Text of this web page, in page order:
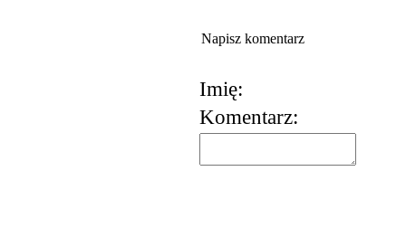
Napisz komentarz
Imię:
Komentarz: